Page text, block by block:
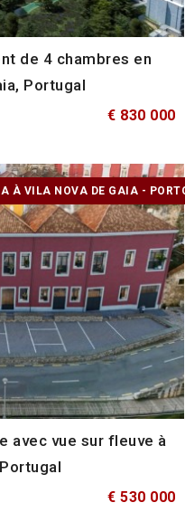
de 4 chambres en
Portugal
€ 830 000
À VILA NOVA DE GAIA -
avec vue sur fleuve à
€ 530 000